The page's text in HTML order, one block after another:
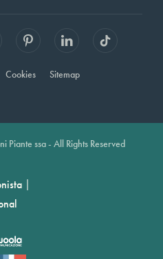
Cookies Sitemap
ssa - All Rights Reserved
|